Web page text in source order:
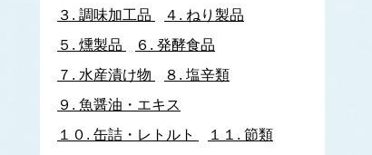
イサザ
イトヨリダイ
いわし類
ウルメイワシ
マイワシ
３. 調味加工品 ４. ねり製品
５. 燻製品 ６. 発酵食品
７. 水産漬け物 ８. 塩辛類
９. 魚醤油・エキス
１０. 缶詰・レトルト １１. 節類